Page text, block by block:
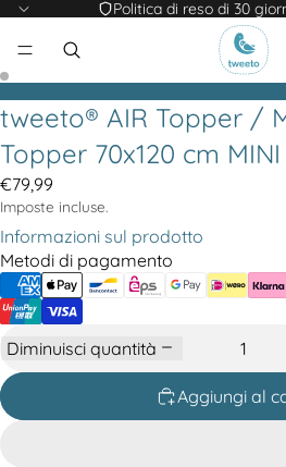
Politica di reso di 30
tweeto® AIR Topper /
Topper 70x120 cm MINI
€79,99
Imposte incluse.
Informazioni sul prodotto
Metodi di pagamento
Diminuisci quantità
Aggiungi al